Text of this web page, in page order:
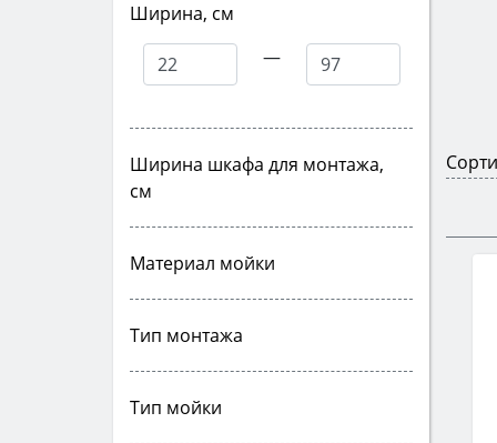
Ширина, см
—
Ширина шкафа для монтажа,
см
Материал мойки
Тип монтажа
Тип мойки